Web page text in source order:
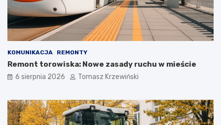
KOMUNIKACJA REMONTY
Remont torowiska: Nowe zasady ruchu w mieście
6 sierpnia 2026 Tomasz Krzewiński